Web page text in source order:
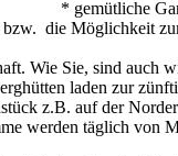
* gemütliche
die Möglichkeit
Wie Sie, sind auch
laden zur
z.B. auf der
werden täglich von